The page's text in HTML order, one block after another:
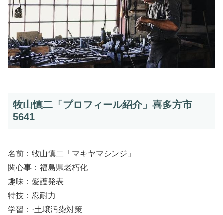
牧山慎二「プロフィール紹介」喜多方市
5641
名前：牧山慎二「マキヤマシンジ」
関心事：福島県老朽化
趣味：愛護発表
特技：忍耐力
学習：·土壌汚染対策